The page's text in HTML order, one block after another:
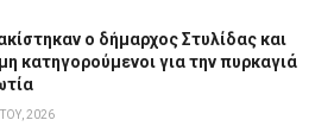
ο δήμαρχος Στυλίδας και
κατηγορούμενοι για την πυρκαγιά
2026